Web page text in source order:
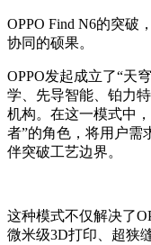
OPPO Find N6的突破
协同的硕果。
OPPO发起成立了“天
学、先导智能、铂力
机构。在这一模式中，
者”的角色，将用户需
伴突破工艺边界。
这种模式不仅解决了
微米级3D打印、超狭